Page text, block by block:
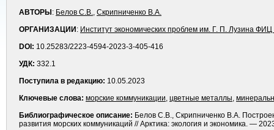
АВТОРЫ : Белов С.В., Скрипниченко В.А.
ОРГАНИЗАЦИИ : Институт экономических проблем им. Г. П. Лузина
DOI: 10.25283/2223-4594-2023-3-405-416
УДК: 332.1
Поступила в редакцию: 10.05.2023
Ключевые слова: морские коммуникации, цветные металлы,
Библиографическое описание: Белов С.В., Скрипниченко В.А.
развития морских коммуникаций // Арктика: экология и экономика.